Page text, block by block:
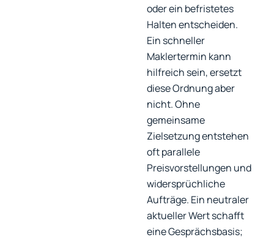
oder ein befristetes
Halten entscheiden.
Ein schneller
Maklertermin kann
hilfreich sein, ersetzt
diese Ordnung aber
nicht. Ohne
gemeinsame
Zielsetzung entstehen
oft parallele
Preisvorstellungen und
widersprüchliche
Aufträge. Ein neutraler
aktueller Wert schafft
eine Gesprächsbasis;